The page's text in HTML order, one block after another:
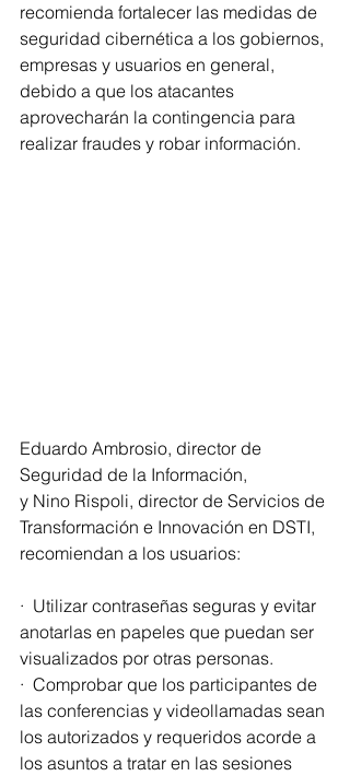
recomienda fortalecer las medidas de
seguridad cibernética a los gobiernos,
empresas y usuarios en general,
debido a que los atacantes
aprovecharán la contingencia para
realizar fraudes y robar información.
Eduardo Ambrosio, director de
Seguridad de la Información,
y Nino Rispoli, director de Servicios de
Transformación e Innovación en DSTI,
recomiendan a los usuarios:
·  Utilizar contraseñas seguras y evitar
anotarlas en papeles que puedan ser
visualizados por otras personas.
·  Comprobar que los participantes de
las conferencias y videollamadas sean
los autorizados y requeridos acorde a
los asuntos a tratar en las sesiones